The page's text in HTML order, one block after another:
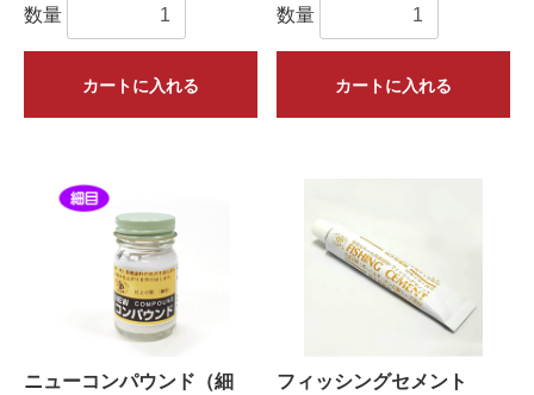
数量
カートに入れる
数量
カートに入れる
ニューコンパウンド（細
フィッシングセメント